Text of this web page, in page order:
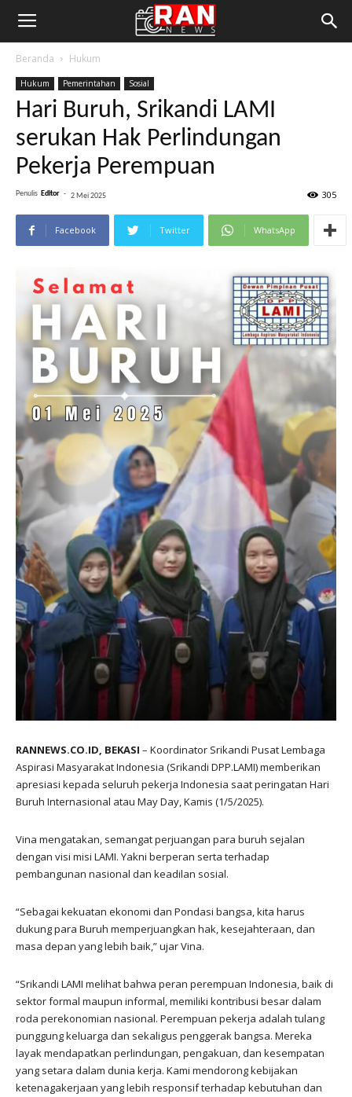
Beranda Hukum
Hukum Pemerintahan Sosial
Hari Buruh, Srikandi LAMI
serukan Hak Perlindungan
Pekerja Perempuan
Penulis Editor - 2 Mei 2025 305
Facebook Twitter WhatsApp
RANNEWS.CO.ID, BEKASI – Koordinator Srikandi Pusat Lembaga
Aspirasi Masyarakat Indonesia (Srikandi DPP.LAMI) memberikan
apresiasi kepada seluruh pekerja Indonesia saat peringatan Hari
Buruh Internasional atau May Day, Kamis (1/5/2025).
Vina mengatakan, semangat perjuangan para buruh sejalan
dengan visi misi LAMI. Yakni berperan serta terhadap
pembangunan nasional dan keadilan sosial.
“Sebagai kekuatan ekonomi dan Pondasi bangsa, kita harus
dukung para Buruh memperjuangkan hak, kesejahteraan, dan
masa depan yang lebih baik,” ujar Vina.
“Srikandi LAMI melihat bahwa peran perempuan Indonesia, baik di
sektor formal maupun informal, memiliki kontribusi besar dalam
roda perekonomian nasional. Perempuan pekerja adalah tulang
punggung keluarga dan sekaligus penggerak bangsa. Mereka
layak mendapatkan perlindungan, pengakuan, dan kesempatan
yang setara dalam dunia kerja. Kami mendorong kebijakan
ketenagakerjaan yang lebih responsif terhadap kebutuhan dan